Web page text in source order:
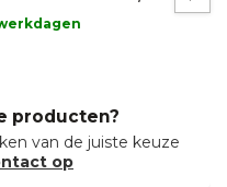
producten?
van de juiste keuze
op